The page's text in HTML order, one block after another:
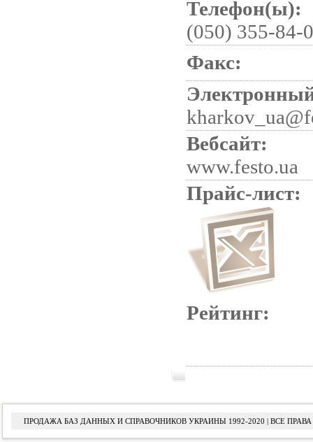
Телефон(ы):
(050) 355-84-
Факс:
Вебсайт:
www.festo.ua
Прайс-лист:
Рейтинг:
ПРОДАЖА БАЗ ДАННЫХ И СПРАВОЧНИКОВ УКРАИНЫ 1992-2020 | ВСЕ